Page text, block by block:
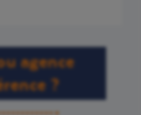
agence
?